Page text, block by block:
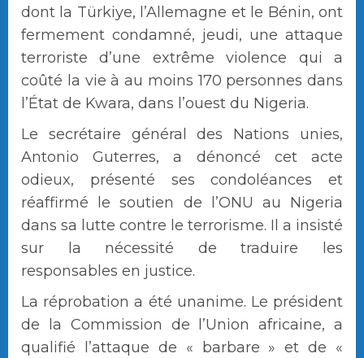
dont la Türkiye, l’Allemagne et le Bénin, ont
fermement condamné, jeudi, une attaque
terroriste d’une extrême violence qui a
coûté la vie à au moins 170 personnes dans
l’État de Kwara, dans l’ouest du Nigeria.
Le secrétaire général des Nations unies,
Antonio Guterres, a dénoncé cet acte
odieux, présenté ses condoléances et
réaffirmé le soutien de l’ONU au Nigeria
dans sa lutte contre le terrorisme. Il a insisté
sur la nécessité de traduire les
responsables en justice.
La réprobation a été unanime. Le président
de la Commission de l’Union africaine, a
qualifié l’attaque de « barbare » et de «